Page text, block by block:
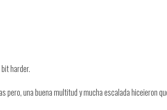
harder.
pero, una buena multitud y mucha escalada hiceieron